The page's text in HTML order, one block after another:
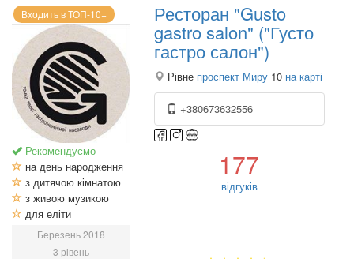
Входить в ТОП-10+
Рекомендуємо
на день народження
з дитячою кімнатою
з живою музикою
для еліти
Березень 2018
3 рівень
Ресторан "Gusto
gastro salon" ("Густо
гастро салон")
Рівне проспект Миру 10 на карті
+380673632556
177
відгуків